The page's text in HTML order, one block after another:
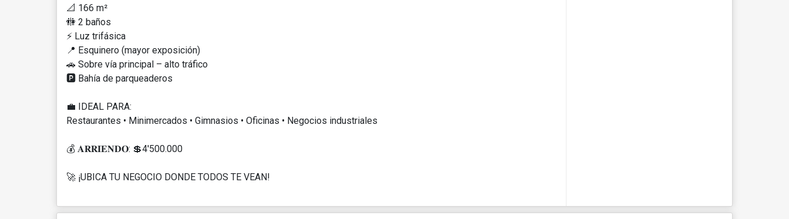
📐 166 m²
🚻 2 baños
⚡ Luz trifásica
📍 Esquinero (mayor exposición)
🚗 Sobre vía principal – alto tráfico
🅿️ Bahía de parqueaderos
💼 IDEAL PARA:
Restaurantes • Minimercados • Gimnasios • Oficinas • Negocios industriales
💰 𝐀𝐑𝐑𝐈𝐄𝐍𝐃𝐎: 💲4'500.000
🚀 ¡UBICA TU NEGOCIO DONDE TODOS TE VEAN!